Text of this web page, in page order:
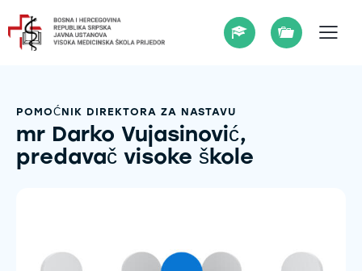
POMOĆNIK DIREKTORA ZA NASTAVU
mr Darko Vujasinović,
predavač visoke škole